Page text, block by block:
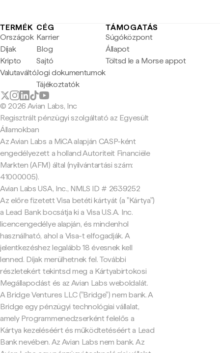
TERMÉK
Országok
Díjak
Kripto
Valutaváltó
CÉG
Karrier
Blog
Sajtó
Jogi dokumentumok
Tájékoztatók
TÁMOGATÁS
Súgóközpont
Állapot
Töltsd le a Morse appot
© 2026 Avian Labs, Inc
Regisztrált pénzügyi szolgáltató az Egyesült
Államokban
Az Avian Labs a MiCA alapján CASP-ként
engedélyezett a holland Autoriteit Financiële
Markten (AFM) által (nyilvántartási szám:
41000005).
Avian Labs USA, Inc., NMLS ID # 2639252
Az előre fizetett Visa betéti kártyát (a "Kártya")
a Lead Bank bocsátja ki a Visa U.S.A. Inc.
licencengedélye alapján, és mindenhol
használható, ahol a Visa-t elfogadják. A
jelentkezéshez legalább 18 évesnek kell
lenned. Díjak merülhetnek fel. További
részletekért tekintsd meg a Kártyabirtokosi
Megállapodást és az Avian Labs weboldalát.
A Bridge Ventures LLC ("Bridge") nem bank. A
Bridge egy pénzügyi technológiai vállalat,
amely Programmenedzserként felelős a
Kártya kezeléséért és működtetéséért a Lead
Bank nevében. Az Avian Labs nem bank. Az